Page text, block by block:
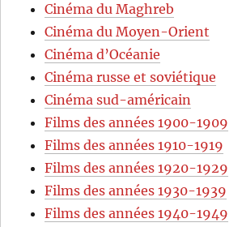
Cinéma du Maghreb
Cinéma du Moyen-Orient
Cinéma d’Océanie
Cinéma russe et soviétique
Cinéma sud-américain
Films des années 1900-1909
Films des années 1910-1919
Films des années 1920-1929
Films des années 1930-1939
Films des années 1940-1949